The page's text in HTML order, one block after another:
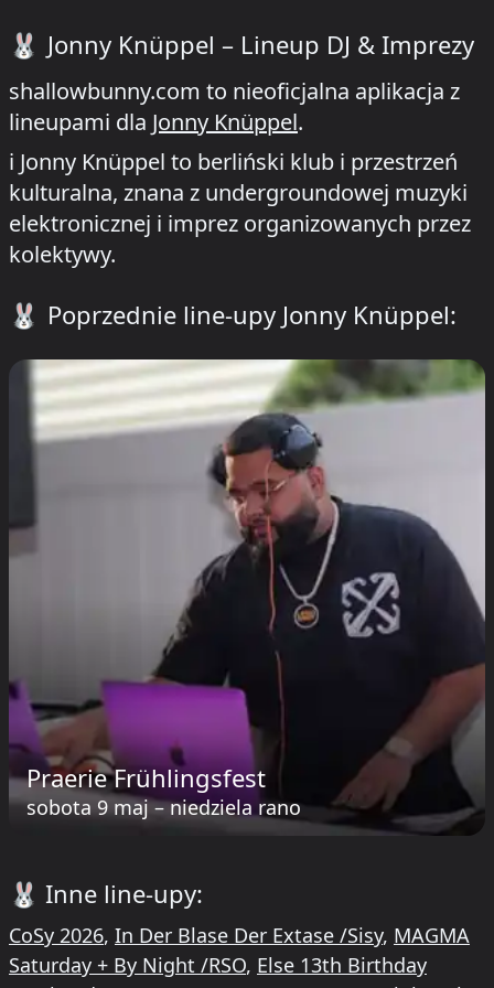
🐰 Jonny Knüppel – Lineup DJ & Imprezy
shallowbunny.com to nieoficjalna aplikacja z
lineupami dla Jonny Knüppel.
ℹ️ Jonny Knüppel to berliński klub i przestrzeń
kulturalna, znana z undergroundowej muzyki
elektronicznej i imprez organizowanych przez
kolektywy.
🐰 Poprzednie line-upy Jonny Knüppel:
Praerie Frühlingsfest
sobota 9 maj–niedziela rano
🐰 Inne line-upy:
CoSy 2026, In Der Blase Der Extase /Sisy, MAGMA
Saturday + By Night /RSO, Else 13th Birthday